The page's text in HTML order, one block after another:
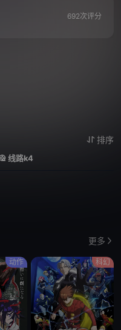
692次评分
排序
线路k4
更多
动作 科幻